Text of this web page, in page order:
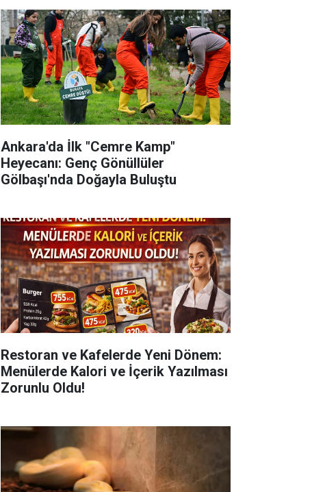
Ankara'da İlk "Cemre Kamp"
Heyecanı: Genç Gönüllüler
Gölbaşı'nda Doğayla Buluştu
Restoran ve Kafelerde Yeni Dönem:
Menülerde Kalori ve İçerik Yazılması
Zorunlu Oldu!